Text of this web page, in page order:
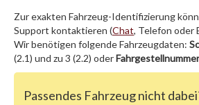
Zur exakten Fahrzeug-Identifizierung
Support kontaktieren (Chat, Telefon oder
Wir benötigen folgende Fahrzeugdaten:
(2.1) und zu 3 (2.2) oderFahrgestellnummer
Passendes Fahrzeug nicht